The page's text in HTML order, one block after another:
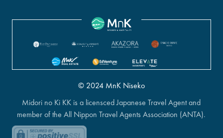
© 2024 MnK Niseko
Midori no Ki KK is a licensced Japanese Travel Agent and
member of the All Nippon Travel Agents Association (ANTA).